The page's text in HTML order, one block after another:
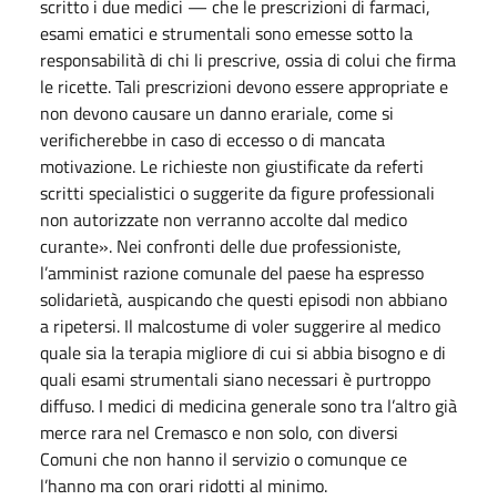
scritto i due medici — che le prescrizioni di farmaci,
esami ematici e strumentali sono emesse sotto la
responsabilità di chi li prescrive, ossia di colui che firma
le ricette. Tali prescrizioni devono essere appropriate e
non devono causare un danno erariale, come si
verificherebbe in caso di eccesso o di mancata
motivazione. Le richieste non giustificate da referti
scritti specialistici o suggerite da figure professionali
non autorizzate non verranno accolte dal medico
curante». Nei confronti delle due professioniste,
l’amminist razione comunale del paese ha espresso
solidarietà, auspicando che questi episodi non abbiano
a ripetersi. Il malcostume di voler suggerire al medico
quale sia la terapia migliore di cui si abbia bisogno e di
quali esami strumentali siano necessari è purtroppo
diffuso. I medici di medicina generale sono tra l’altro già
merce rara nel Cremasco e non solo, con diversi
Comuni che non hanno il servizio o comunque ce
l’hanno ma con orari ridotti al minimo.